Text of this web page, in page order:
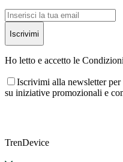
Iscrivimi
Ho letto e accetto le
Iscrivimi alla newsletter
su iniziative promozionali e
TrenDevice